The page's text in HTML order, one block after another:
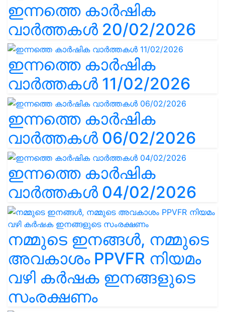
ഇന്നത്തെ കാർഷിക
വാർത്തകൾ 20/02/2026
ഇന്നത്തെ കാർഷിക
വാർത്തകൾ 11/02/2026
ഇന്നത്തെ കാർഷിക
വാർത്തകൾ 06/02/2026
ഇന്നത്തെ കാർഷിക
വാർത്തകൾ 04/02/2026
നമ്മുടെ ഇനങ്ങൾ, നമ്മുടെ
അവകാശം PPVFR നിയമം
വഴി കർഷക ഇനങ്ങളുടെ
സംരക്ഷണം